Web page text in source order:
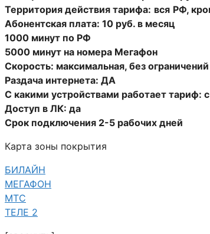
Территория действия тарифа: вся РФ,
Абонентская плата: 10 руб. в месяц
1000 минут по РФ
5000 минут на номера Мегафон
Скорость: максимальная, без
Раздача интернета: ДА
С какими устройствами работает
Доступ в ЛК: да
Срок подключения 2-5 рабочих дней
Карта зоны покрытия
БИЛАЙН
МЕГАФОН
МТС
ТЕЛЕ 2